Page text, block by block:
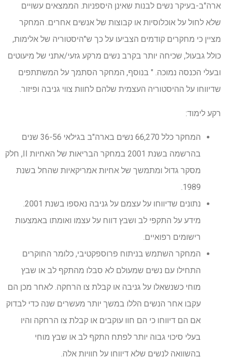
ארה"ב-בעיקר נשים לבנות שאינן היספניות. הממצאים עשויים
שלא לחול על אוכלוסיות או קבוצות של אנשים אחרים. המחקר
מציין כי מחקרים קודמים הצביעו על כך ש"היסטוריה של אלימות,
כולל גבעול, שכיחה יותר בקרב נשים מרקע גזעי/אתני של מיעוטים
ובעלי הכנסה נמוכה. " בנוסף, המחקר הסתמך על המשתתפים
שדיווחו על ההיסטוריה העצמית שלהם לחוות צווי גניבה ופיזור.
רקע לימוד:
המחקר כלל 66,270 נשים בארה"ב בגילאי 36-56 שנים
בהרשמה בשנת 2001 במחקר הבריאות של האחיות II, חלק
מסקר גדול ומתמשך של אחיות אמריקאיות שהחל בשנת
1989.
נתונים שדיווחו על עצמם על גניבה נאספו בשנת 2001.
מידע על התקפי לב ושבץ דווח על עצמו ואומתו באמצעות
רישומים רפואיים.
המחקר השתמש בניתוח פרוספקטיבי, כלומר החוקרים
התחילו עם נשים שמעולם לא סבלו מהתקף לב או שבץ
מוחי כשנשאלו על גניבה או קבלת צו הרחקה. לאחר מכן הם
עקבו אחר הנשים הללו במשך יותר מעשרים שנה כדי לבדוק
אם הם דיווחו כי הם חוו עוקבים או קבלת צו הרחקה והיו
בעלי סיכוי גבוה יותר לפתח התקף לב או שבץ מוחי
בהשוואה לנשים שלא דיווחו על חוויות אלה.